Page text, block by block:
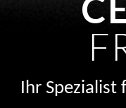
Ihr Spezialist